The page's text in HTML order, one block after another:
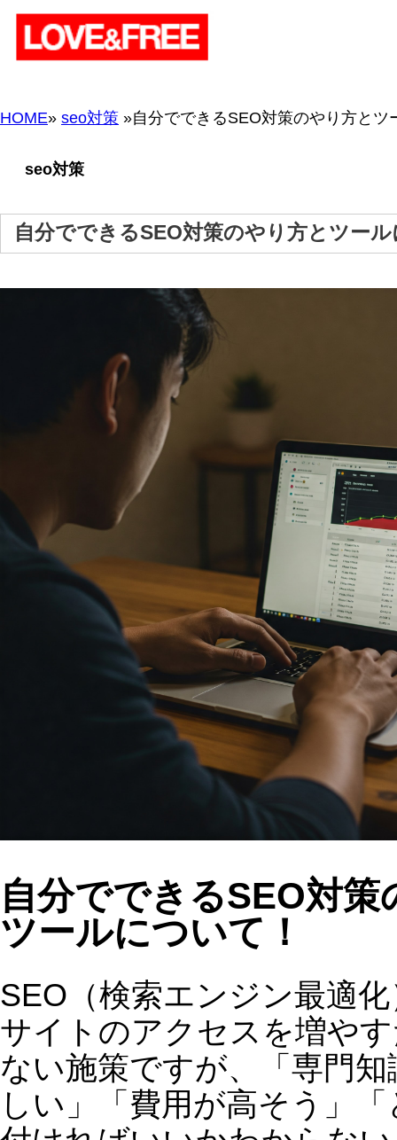
seo対策
自分でできるSEO対策のやり方とツールについて！
自分でできるSEO対策のやり方
ツールについて！
SEO（検索エンジン最適化）は、ウェ
サイトのアクセスを増やすために欠
ない施策ですが、「専門知識がないと
しい」「費用が高そう」「どこから手
付ければいいかわからない」といっ
みを抱えている方も多いのではない
しかし、最近では高度なSEO対策のや
方を手軽に実施できるツールが登場し
おり、専門知識がなくても十分な効果
得られるようになっています。今回は
「自分でできるSEOツールを活用す
き理由」と「具体的なSEO対策のやり
方」についてご紹介します。
なぜ自分でSEOツールを活用すべき
のか？